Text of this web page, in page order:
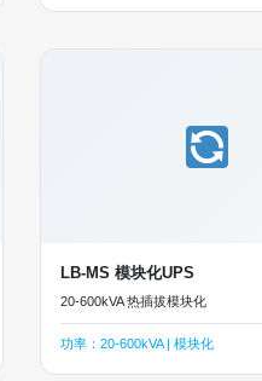
LB-MS 模块化UPS
20-600kVA 热插拔模块化
功率：20-600kVA | 模块化